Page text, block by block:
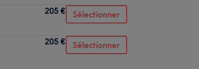
205 € Sélectionner
205 € Sélectionner